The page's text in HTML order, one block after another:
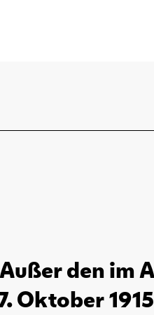
den im
Oktober